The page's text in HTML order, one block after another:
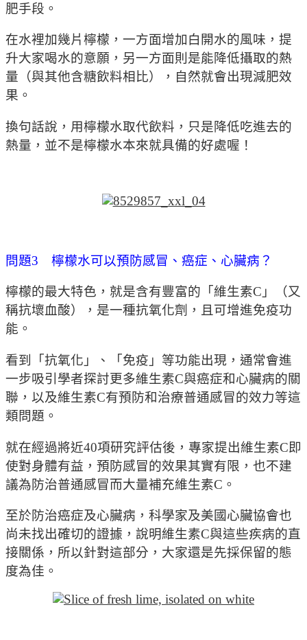
肥手段。
在水裡加幾片檸檬，一方面增加白開水的風味，提
升大家喝水的意願，另一方面則是能降低攝取的熱
量（與其他含糖飲料相比），自然就會出現減肥效
果。
換句話說，用檸檬水取代飲料，只是降低吃進去的
熱量，並不是檸檬水本來就具備的好處喔！
問題3 檸檬水可以預防感冒、癌症、心臟病？
檸檬的最大特色，就是含有豐富的「維生素C」（又
稱抗壞血酸），是一種抗氧化劑，且可增進免疫功
能。
看到「抗氧化」、「免疫」等功能出現，通常會進
一步吸引學者探討更多維生素C與癌症和心臟病的關
聯，以及維生素C有預防和治療普通感冒的效力等這
類問題。
就在經過將近40項研究評估後，專家提出維生素C即
使對身體有益，預防感冒的效果其實有限，也不建
議為防治普通感冒而大量補充維生素C。
至於防治癌症及心臟病，科學家及美國心臟協會也
尚未找出確切的證據，說明維生素C與這些疾病的直
接關係，所以針對這部分，大家還是先採保留的態
度為佳。